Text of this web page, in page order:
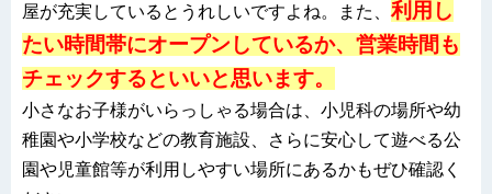
屋が充実しているとうれしいですよね。また、利用し
たい時間帯にオープンしているか、営業時間も
チェックするといいと思います。
小さなお子様がいらっしゃる場合は、小児科の場所や幼
稚園や小学校などの教育施設、さらに安心して遊べる公
園や児童館等が利用しやすい場所にあるかもぜひ確認く